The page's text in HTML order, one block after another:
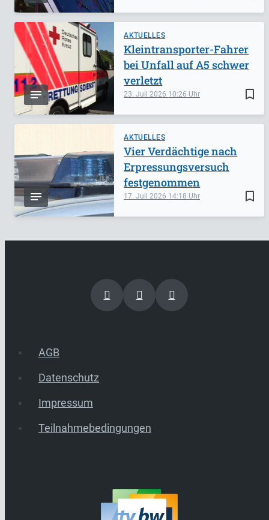
AKTUELLES
bookmark_border
23. Juli 2026 10:26
Kleintransporter-Fahrer
bei Unfall auf A5 schwer
verletzt
AKTUELLES
bookmark_border
17. Juli 2026 14:18
Vier Verdächtige nach
Erpressungsversuch
festgenommen
AGB
Datenschutz
Impressum
Teilnahmebedingungen